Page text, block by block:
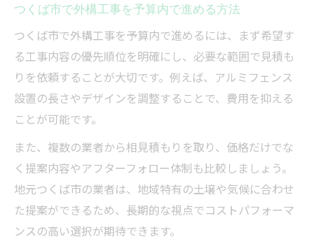
つくば市で外構工事を予算内で進める方法
つくば市で外構工事を予算内で進めるには、まず希望す
る工事内容の優先順位を明確にし、必要な範囲で見積も
りを依頼することが大切です。例えば、アルミフェンス
設置の長さやデザインを調整することで、費用を抑える
ことが可能です。
また、複数の業者から相見積もりを取り、価格だけでな
く提案内容やアフターフォロー体制も比較しましょう。
地元つくば市の業者は、地域特有の土壌や気候に合わせ
た提案ができるため、長期的な視点でコストパフォーマ
ンスの高い選択が期待できます。